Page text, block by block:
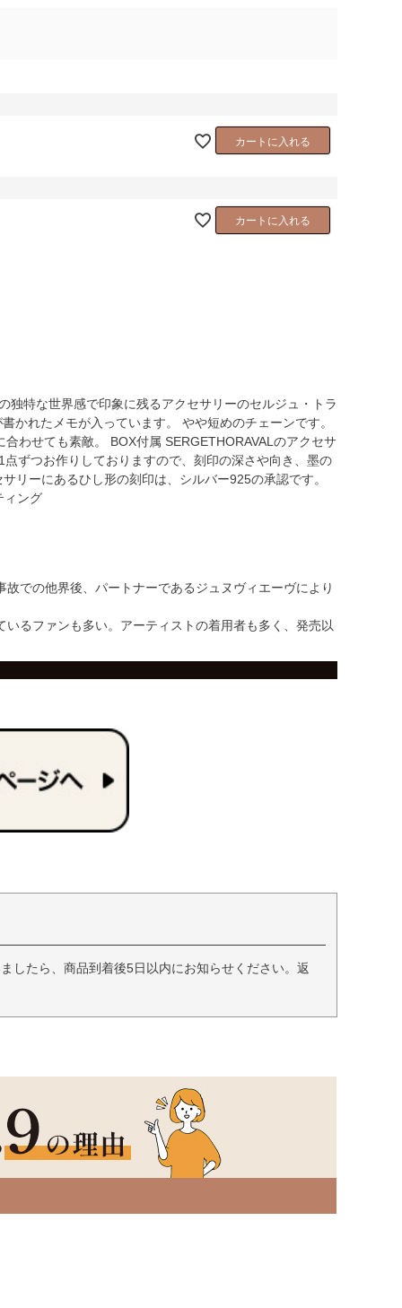
カートに入れる
カートに入れる
特な世界感で印象に残るアクセサリーのセルジュ・トラ
かれたメモが入っています。 やや短めのチェーンです。
わせても素敵。 BOX付属 SERGETHORAVALのアクセサ
ずつお作りしておりますので、刻印の深さや向き、墨の
リーにあるひし形の刻印は、シルバー925の承認です。
ィング
での他界後、パートナーであるジュヌヴィエーヴにより
るファンも多い。アーティストの着用者も多く、発売以
したら、商品到着後5日以内にお知らせください。返